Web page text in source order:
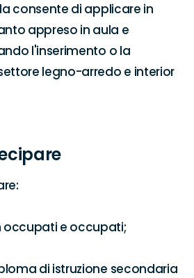
consente di applicare in
appreso in aula e
l'inserimento o la
legno-arredo e interior
occupati e occupati;
di istruzione secondaria